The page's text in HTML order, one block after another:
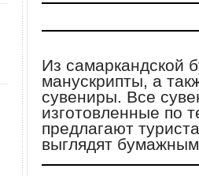
Из самаркандской
манускрипты, а
сувениры. Все
изготовленные по
предлагают
выглядят